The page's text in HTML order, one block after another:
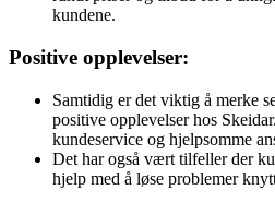
kundene.
Positive opplevelser:
Samtidig er det viktig å merke
positive opplevelser hos
kundeservice og hjelpsomme
Det har også vært tilfeller der
hjelp med å løse problemer